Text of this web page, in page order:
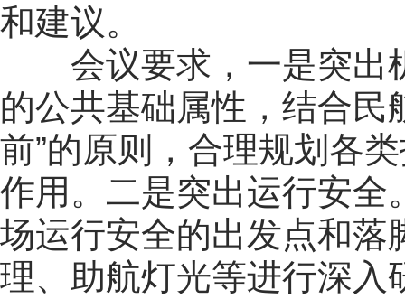
和建议。
会议要求，一是突出
的公共基础属性，结合民
前”的原则，合理规划各
作用。二是突出运行安全
场运行安全的出发点和落
理、助航灯光等进行深入